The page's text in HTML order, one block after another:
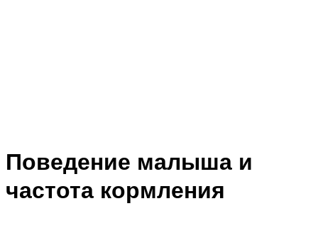
Поведение малыша и
частота кормления